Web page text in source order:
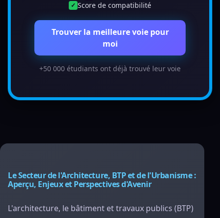
✓ Score de compatibilité
Trouver la meilleure voie pour
moi
+50 000 étudiants ont déjà trouvé leur voie
Le Secteur de l'Architecture, BTP et de l'Urbanisme :
Aperçu, Enjeux et Perspectives d'Avenir
L'architecture, le bâtiment et travaux publics (BTP)